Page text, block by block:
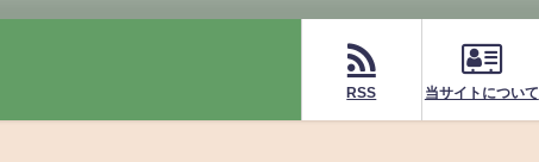
RSS 当サイトについて